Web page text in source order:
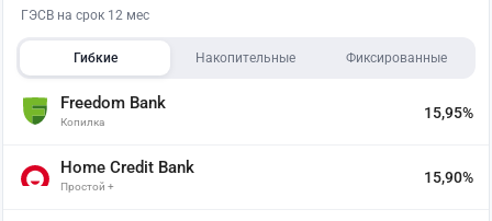
ГЭСВ на срок 12 мес
Гибкие Накопительные Фиксированные
Freedom Bank
Копилка
15,95%
Home Credit Bank
Простой +
15,90%